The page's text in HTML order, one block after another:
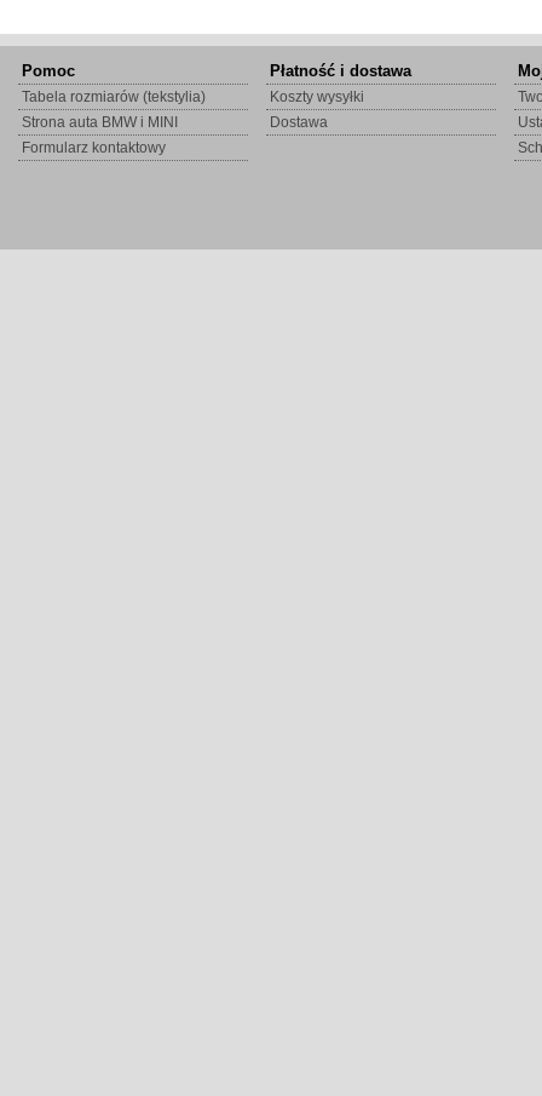
Pomoc
Tabela rozmiarów (tekstylia)
Strona auta BMW i MINI
Formularz kontaktowy
Płatność i dostawa
Koszty wysyłki
Dostawa